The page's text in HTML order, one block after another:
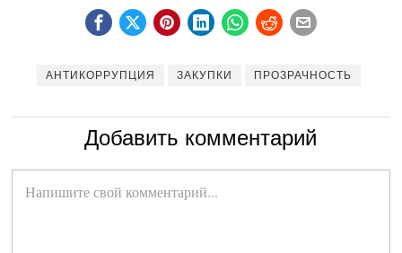
АНТИКОРРУПЦИЯ ЗАКУПКИ ПРОЗРАЧНОСТЬ
Добавить комментарий